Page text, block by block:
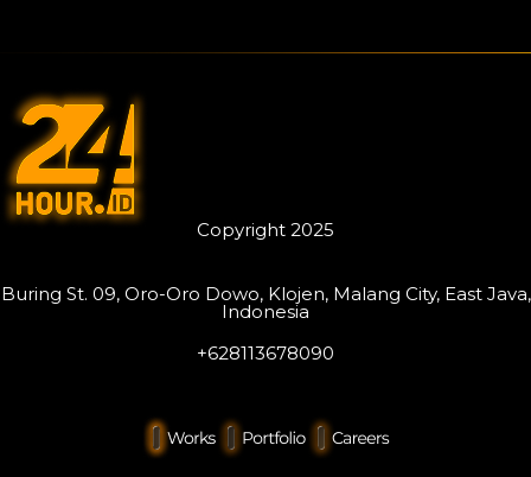
Copyright 2025
Buring St. 09, Oro-Oro Dowo, Klojen, Malang City, East Java,
Indonesia
+628113678090